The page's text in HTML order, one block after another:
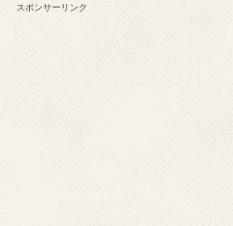
スポンサーリンク